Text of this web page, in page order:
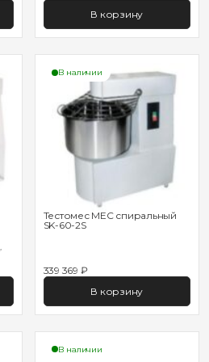
В корзину
В наличии
Тестомес MEC спиральный
SK-60-2S
339 369 ₽
В корзину
В наличии